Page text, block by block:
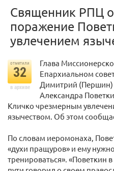
Священник РПЦ
поражение
увлечением
отметили
32
в архиве
Глава
Епархиальном
Димитрий
Александра
Кличко чрезмерным
язычеством. Об этом
По словам иеромонаха,
«духи пращуров» и ему
тренироваться». «Поветкин